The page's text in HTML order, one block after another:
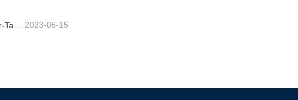
Rope Factory-One Stop Shopping Center-Tai an Rope LTD 2023-06-15